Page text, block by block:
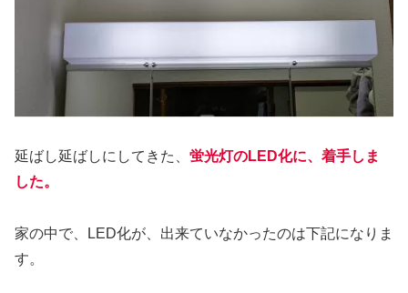
延ばし延ばしにしてきた、 蛍光灯のLED化に、着手しま
した。
家の中で、LED化が、出来ていなかったのは下記になりま
す。